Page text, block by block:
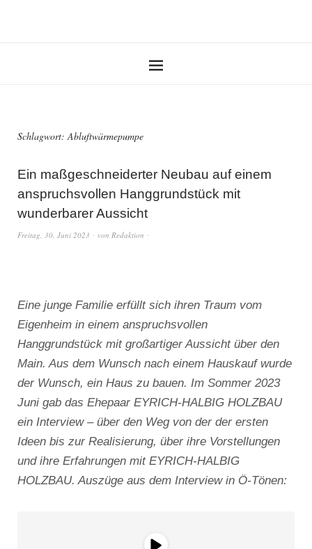
Schlagwort:Abluftwärmepumpe
Ein maßgeschneiderter Neubau auf einem
anspruchsvollen Hanggrundstück mit
wunderbarer Aussicht
Freitag, 30. Juni 2023 von Redaktion
Eine junge Familie erfüllt sich ihren Traum vom
Eigenheim in einem anspruchsvollen
Hanggrundstück mit großartiger Aussicht über den
Main. Aus dem Wunsch nach einem Hauskauf wurde
der Wunsch, ein Haus zu bauen. Im Sommer 2023
Juni gab das Ehepaar EYRICH-HALBIG HOLZBAU
ein Interview – über den Weg von der der ersten
Ideen bis zur Realisierung, über ihre Vorstellungen
und ihre Erfahrungen mit EYRICH-HALBIG
HOLZBAU. Auszüge aus dem Interview in Ö-Tönen: